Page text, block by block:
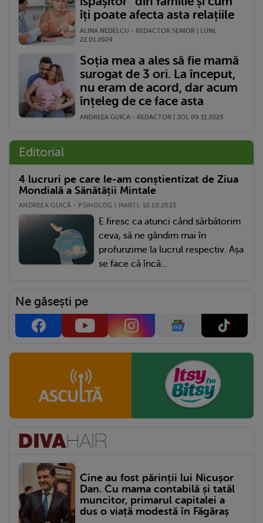
îți poate afecta asta relațiile
ALINA NEDELCU - REDACTOR SENIOR | LUNI,
22.01.2024
Soția mea a ales să fie mamă
surogat de 3 ori. La început,
nu eram de acord, dar acum
înțeleg de ce face asta
ANDREEA GUICA - REDACTOR | JOI, 09.11.2023
Editorial
4 lucruri pe care le-am conștientizat de Ziua
Mondială a Sănătății Mintale
ANDREEA GUICĂ - PSIHOLOG | MARŢI, 10.10.2023
E firesc ca atunci când sărbătorim
ceva, să ne gândim mai în
profunzime la lucrul respectiv. Așa
se face că încă...
Ne găsești pe
Cine au fost părinții lui Nicușor
Dan. Cu mama contabilă și tatăl
muncitor, primarul capitalei a
dus o viață modestă în Făgăraș